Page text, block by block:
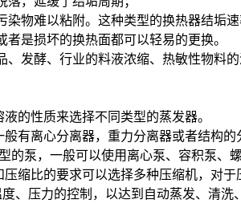
难以粘附。这种类型的换热器结垢速
是损坏的换热面都可以轻易的更换。
发酵、行业的料液浓缩、热敏性物料的
的性质来选择不同类型的蒸发器。
离心分离器，重力分离器或者结构的
泵，一般可以使用离心泵、容积泵、螺
比的要求可以选择多种压缩机，对于
压力的控制，以达到自动蒸发、清洗